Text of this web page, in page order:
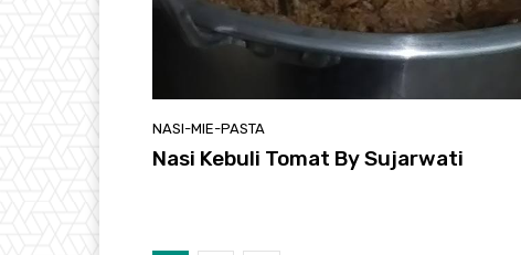
NASI-MIE-PASTA
Nasi Kebuli Tomat By Sujarwati